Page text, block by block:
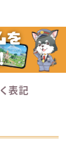
表記